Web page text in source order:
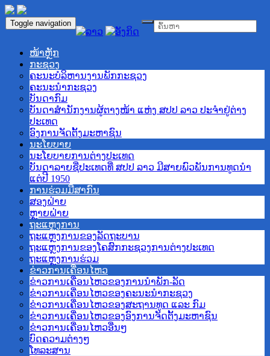
Toggle navigation
ໜ້າຫຼັກ
ກະຊວງ
ຄະນະບໍລິຫານງານພັກກະຊວງ
ຄະນະນໍາກະຊວງ
ບັນດາກົມ
ບັນດາສໍານັກງານຜູ້ຕາງໜ້າ ແຫ່ງ ສປປ ລາວ ປະຈໍາຢູ່ຕ່າງ
ປະເທດ
ອົງການຈັດຕັ້ງມະຫາຊົນ
ນະໂຍບາຍ
ນະໂຍບາຍການຕ່າງປະເທດ
ບັນດາລາຍຊື່ປະເທດທີ່ ສປປ ລາວ ມີສາຍພົວພັນການທູດນຳ
ແຕ່ປີ 1950
ການຮ່ວມມືສາກົນ
ສອງຝ່າຍ
ຫຼາຍຝ່າຍ
ຖະແຫຼງການ
ຖະແຫຼງການຂອງລັດຖະບານ
ຖະແຫຼງການຂອງໂຄສົກກະຊວງການຕ່າງປະເທດ
ຖະແຫຼງການຮ່ວມ
ຂ່າວການເຄື່ອນໄຫວ
ຂ່າວການເຄື່ອນໄຫວຂອງການນຳພັກ-ລັດ
ຂ່າວການເຄື່ອນໄຫວຂອງຄະນະນຳກະຊວງ
ຂ່າວການເຄື່ອນໄຫວຂອງສະຖານທູດ ແລະ ກົມ
ຂ່າວການເຄື່ອນໄຫວຂອງອົງການຈັດຕັ້ງມະຫາຊົນ
ຂ່າວການເຄື່ອນໄຫວອື່ນໆ
ບົດຄວາມຕ່າງໆ
ໂທລະສານ